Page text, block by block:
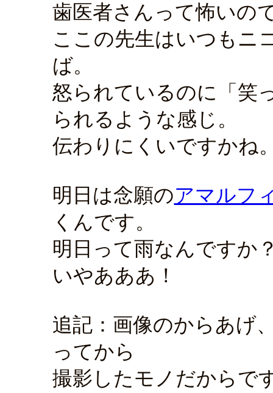
歯医者さんって怖いの
ここの先生はいつもニ
ば。
怒られているのに「笑
られるような感じ。
伝わりにくいですかね
明日は念願のアマルフ
くんです。
明日って雨なんですか
いやあああ！
追記：画像のからあげ
ってから
撮影したモノだからで